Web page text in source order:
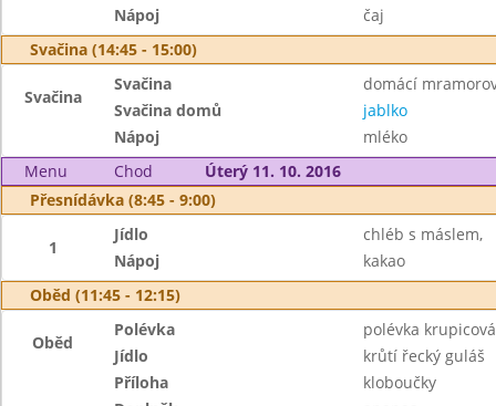
Nápoj
čaj
Svačina (14:45 - 15:00)
Svačina
Svačina
domácí
Svačina domů
jablko
Nápoj
mléko
Menu
Chod
Úterý 11. 10. 2016
Přesnídávka (8:45 - 9:00)
1
Jídlo
chléb s máslem,
Nápoj
kakao
Oběd (11:45 - 12:15)
Oběd
Polévka
polévka
Jídlo
krůtí řecký guláš
Příloha
kloboučky